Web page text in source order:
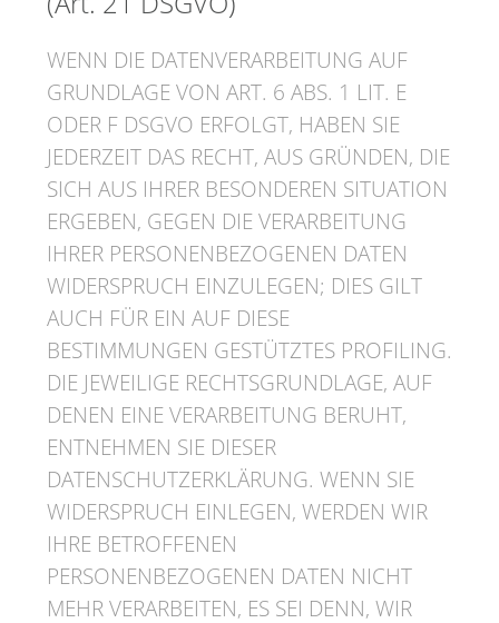
WENN DIE DATENVERARBEITUNG AUF
GRUNDLAGE VON ART. 6 ABS. 1 LIT. E
ODER F DSGVO ERFOLGT, HABEN SIE
JEDERZEIT DAS RECHT, AUS GRÜNDEN, DIE
SICH AUS IHRER BESONDEREN SITUATION
ERGEBEN, GEGEN DIE VERARBEITUNG
IHRER PERSONENBEZOGENEN DATEN
WIDERSPRUCH EINZULEGEN; DIES GILT
AUCH FÜR EIN AUF DIESE
BESTIMMUNGEN GESTÜTZTES PROFILING.
DIE JEWEILIGE RECHTSGRUNDLAGE, AUF
DENEN EINE VERARBEITUNG BERUHT,
ENTNEHMEN SIE DIESER
DATENSCHUTZERKLÄRUNG. WENN SIE
WIDERSPRUCH EINLEGEN, WERDEN WIR
IHRE BETROFFENEN
PERSONENBEZOGENEN DATEN NICHT
MEHR VERARBEITEN, ES SEI DENN, WIR